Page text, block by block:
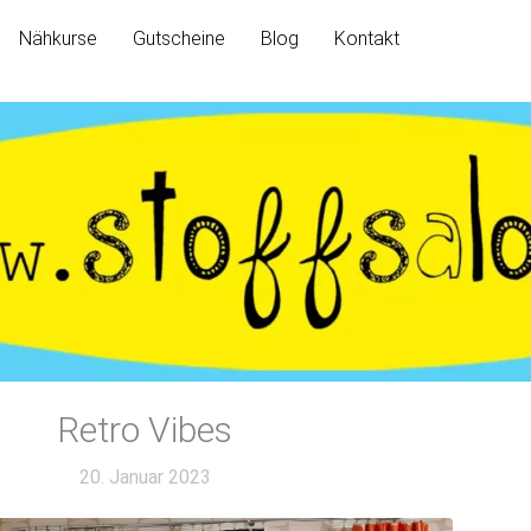
Nähkurse Gutscheine Blog Kontakt
Retro Vibes
20. Januar 2023